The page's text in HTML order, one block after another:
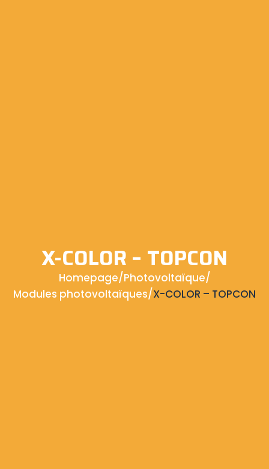
X-COLOR – TOPCON
Homepage/Photovoltaïque/
Modules photovoltaïques/X-COLOR – TOPCON